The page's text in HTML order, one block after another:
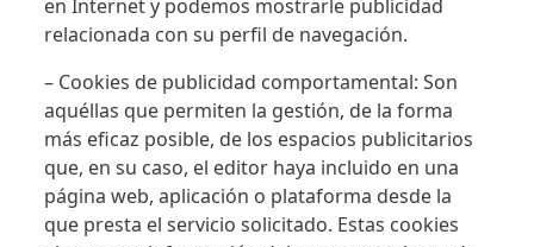
en Internet y podemos mostrarle publicidad
relacionada con su perfil de navegación.
– Cookies de publicidad comportamental: Son
aquéllas que permiten la gestión, de la forma
más eficaz posible, de los espacios publicitarios
que, en su caso, el editor haya incluido en una
página web, aplicación o plataforma desde la
que presta el servicio solicitado. Estas cookies